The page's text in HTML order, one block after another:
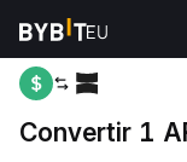
Accueil ARS to VIC
Convertir 1